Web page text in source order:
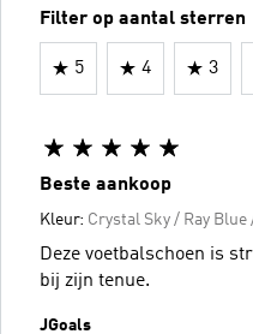
Filter op aantal sterren
5 4 3
Beste aankoop
Kleur: Crystal Sky / Ray Blue
Deze voetbalschoen is
bij zijn tenue.
JGoals